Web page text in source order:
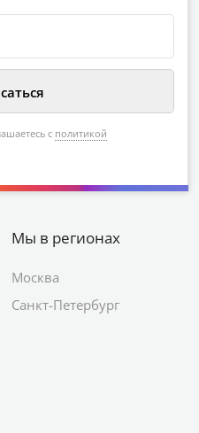
с политикой
Мы в регионах
Москва
Санкт-Петербург